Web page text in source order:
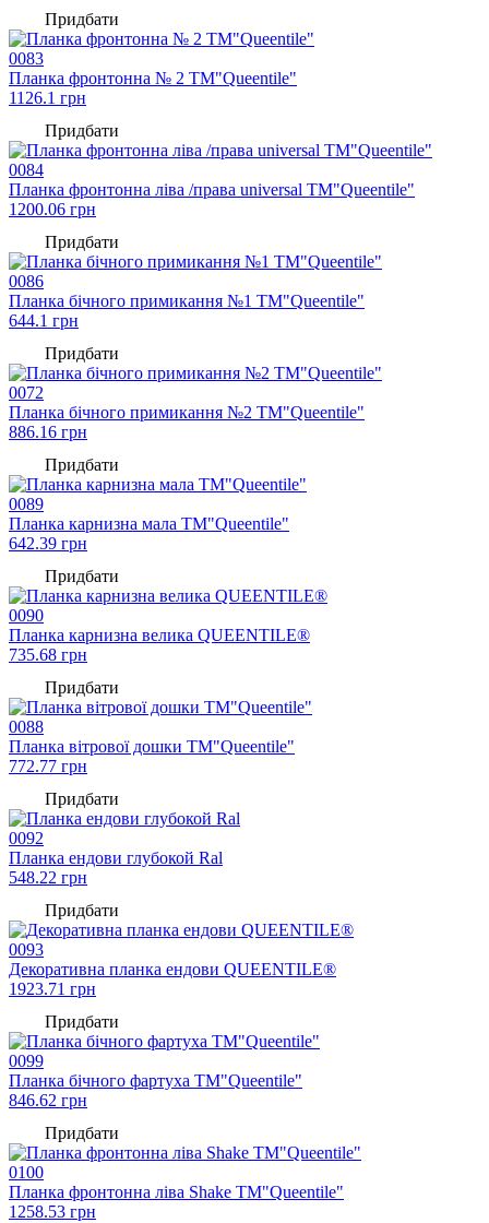
Придбати
0083
Планка фронтонна № 2 TM"Queentile"
1126.1 грн
Придбати
0084
Планка фронтонна ліва /права universal TM"Queentile"
1200.06 грн
Придбати
0086
Планка бічного примикання №1 TM"Queentile"
644.1 грн
Придбати
0072
Планка бічного примикання №2 TM"Queentile"
886.16 грн
Придбати
0089
Планка карнизна мала TM"Queentile"
642.39 грн
Придбати
0090
Планка карнизна велика QUEENTILE®
735.68 грн
Придбати
0088
Планка вітрової дошки TM"Queentile"
772.77 грн
Придбати
0092
Планка ендови глубокой Ral
548.22 грн
Придбати
0093
Декоративна планка ендови QUEENTILE®
1923.71 грн
Придбати
0099
Планка бічного фартуха TM"Queentile"
846.62 грн
Придбати
0100
Планка фронтонна ліва Shake TM"Queentile"
1258.53 грн